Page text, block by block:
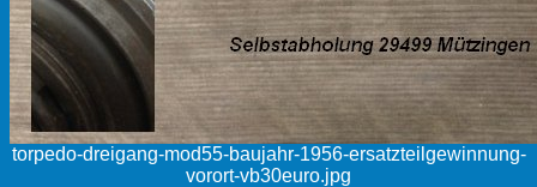
torpedo-dreigang-mod55-baujahr-1956-ersatzteilgewinnung-
vorort-vb30euro.jpg